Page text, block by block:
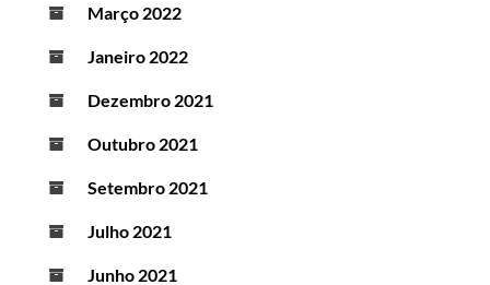
Março 2022
Janeiro 2022
Dezembro 2021
Outubro 2021
Setembro 2021
Julho 2021
Junho 2021